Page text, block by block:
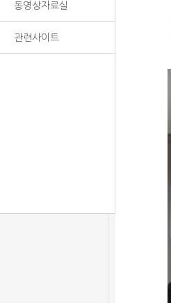
동영상자료실
관련사이트